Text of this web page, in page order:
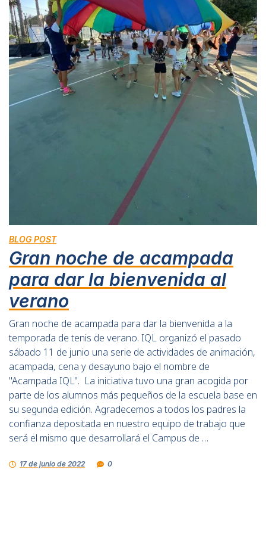
BLOG POST
Gran noche de acampada
para dar la bienvenida al
verano
Gran noche de acampada para dar la bienvenida a la
temporada de tenis de verano. IQL organizó el pasado
sábado 11 de junio una serie de actividades de animación,
acampada, cena y desayuno bajo el nombre de
"Acampada IQL". La iniciativa tuvo una gran acogida por
parte de los alumnos más pequeños de la escuela base en
su segunda edición. Agradecemos a todos los padres la
confianza depositada en nuestro equipo de trabajo que
será el mismo que desarrollará el Campus de …
17 de junio de 2022 0